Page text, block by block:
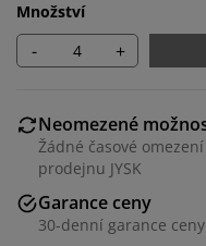
Množství
- +
Neomezené
Žádné časové
prodejnu JYSK
Garance ceny
30-denní garance